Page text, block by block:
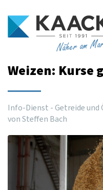
Näher am
Weizen: Kurse
Info-Dienst - Getreide und
von Steffen Bach